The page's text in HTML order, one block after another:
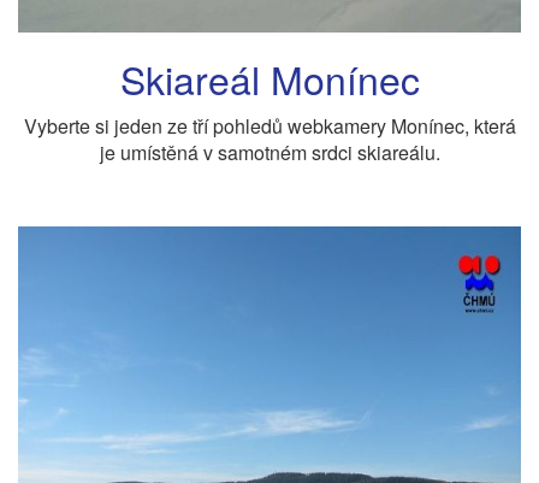
Skiareál Monínec
Vyberte si jeden ze tří pohledů webkamery Monínec, která
je umístěná v samotném srdci skiareálu.